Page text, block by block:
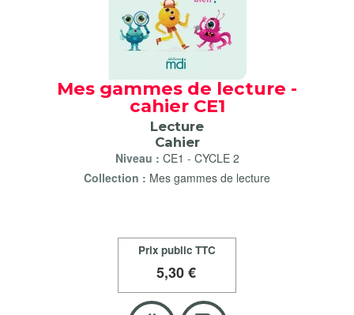
Mes gammes de lecture -
cahier CE1
Lecture
Cahier
Niveau : CE1 - CYCLE 2
Collection : Mes gammes de lecture
Prix public TTC
5,30 €